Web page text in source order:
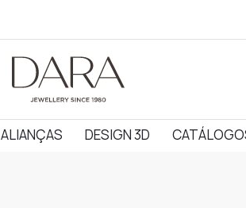
ALIANÇAS DESIGN 3D